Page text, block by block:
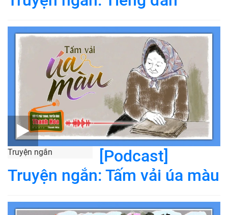
Truyện ngắn
[Podcast]
Truyện ngắn: Tấm vải úa màu